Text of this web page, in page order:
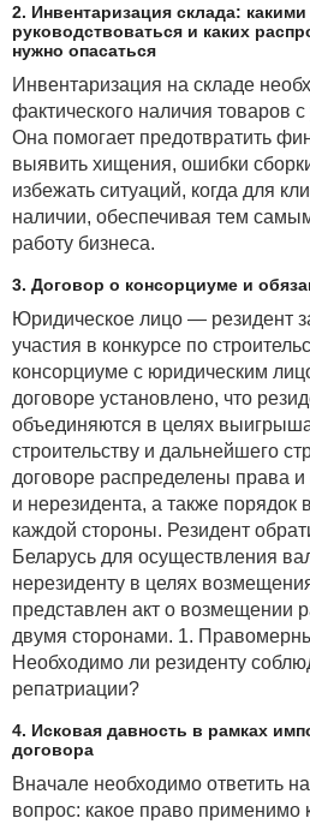
· от деятельности по
· от обмена токенов на иные
исключением доходов,
незаконной и (или) запрещенной
· в виде наследства
· в результате дарения
состоящих в отношениях
свойства;
Близкими
статьи 195 НК являются
удочерители), дети (в том
удочеренные), родные братья и
внуки, прадед, прабабка,
состоящими в отношениях
родственники другого
умершего,
· в результате дарения
физических лиц (не являющихся
родственниками или лицами,
в отношениях свойства) в
с иными полученными в дар в
года доходами, не
установленный
такой предел составляет 11 516
2. Инвентаризация склада:
руководствоваться и каких
нужно опасаться
Инвентаризация на складе
фактического наличия товаров
Она помогает предотвратить
выявить хищения, ошибки
избежать ситуаций, когда для
наличии, обеспечивая тем
работу бизнеса.
3. Договор о консорциуме и
Юридическое лицо — резидент
участия в конкурсе по
консорциуме с юридическим
договоре установлено, что
объединяются в целях
строительству и дальнейшего
договоре распределены права и
и нерезидента, а также
каждой стороны. Резидент
Беларусь для осуществления
нерезиденту в целях
представлен акт о возмещении
двумя сторонами. 1.
Необходимо ли резиденту
репатриации?
4. Исковая давность в рамках
договора
Вначале необходимо ответить
вопрос: какое право применимо